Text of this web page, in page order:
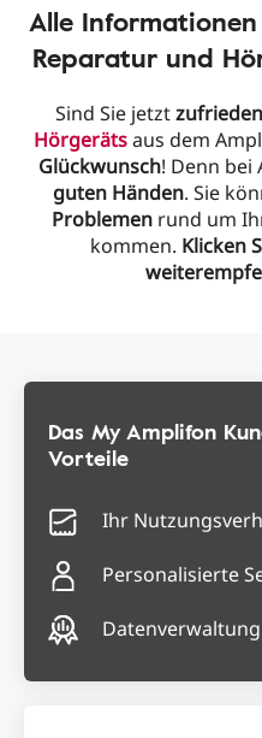
Alle
Reparatur und
Sind Sie jetzt
Hörgerätsaus dem
Glückwunsch! Denn bei
guten Händen. Sie
Problemen rund um
kommen. Klicken
Das My Amplifon
Vorteile
Ihr
Personalisierte
Datenverwaltung